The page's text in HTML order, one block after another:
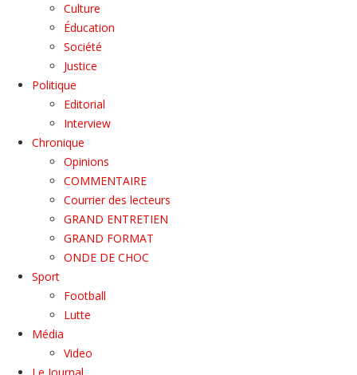
Culture
Éducation
Société
Justice
Politique
Editorial
Interview
Chronique
Opinions
COMMENTAIRE
Courrier des lecteurs
GRAND ENTRETIEN
GRAND FORMAT
ONDE DE CHOC
Sport
Football
Lutte
Média
Video